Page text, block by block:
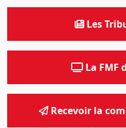
Les
La FMF
Recevoir la